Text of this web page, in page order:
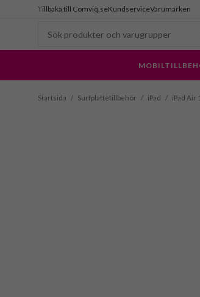
Tillbaka till Comviq.seKundserviceVarumärken
Startsida / Surfplattetillbehör / iPad / iPad Air